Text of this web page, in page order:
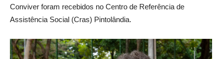
Conviver foram recebidos no Centro de Referência de
Assistência Social (Cras) Pintolândia.